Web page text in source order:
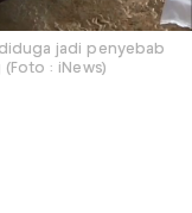
jadi penyebab
: iNews)